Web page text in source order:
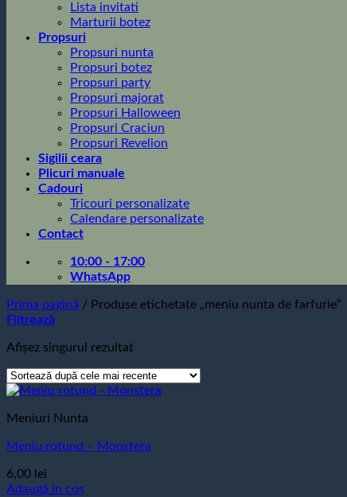
Lista invitati
Marturii botez
Propsuri
Propsuri nunta
Propsuri botez
Propsuri party
Propsuri majorat
Propsuri Halloween
Propsuri Craciun
Propsuri Revelion
Sigilii ceara
Plicuri manuale
Cadouri
Tricouri personalizate
Calendare personalizate
Contact
10:00 - 17:00
WhatsApp
Prima pagină / Produse etichetate „meniu nunta de farfurie”
Filtrează
Afișez singurul rezultat
Meniuri Nunta
Meniu rotund – Monstera
6,00 lei
Adaugă în coș